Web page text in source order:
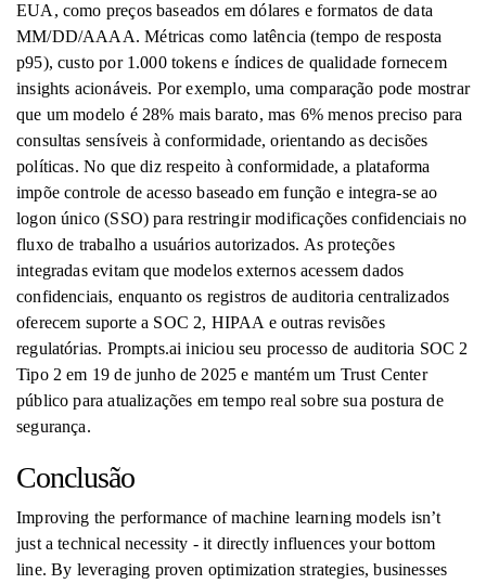
EUA, como preços baseados em dólares e formatos de data
MM/DD/AAAA. Métricas como latência (tempo de resposta
p95), custo por 1.000 tokens e índices de qualidade fornecem
insights acionáveis. Por exemplo, uma comparação pode mostrar
que um modelo é 28% mais barato, mas 6% menos preciso para
consultas sensíveis à conformidade, orientando as decisões
políticas. No que diz respeito à conformidade, a plataforma
impõe controle de acesso baseado em função e integra-se ao
logon único (SSO) para restringir modificações confidenciais no
fluxo de trabalho a usuários autorizados. As proteções
integradas evitam que modelos externos acessem dados
confidenciais, enquanto os registros de auditoria centralizados
oferecem suporte a SOC 2, HIPAA e outras revisões
regulatórias. Prompts.ai iniciou seu processo de auditoria SOC 2
Tipo 2 em 19 de junho de 2025 e mantém um Trust Center
público para atualizações em tempo real sobre sua postura de
segurança.
Conclusão
Improving the performance of machine learning models isn’t
just a technical necessity - it directly influences your bottom
line. By leveraging proven optimization strategies, businesses